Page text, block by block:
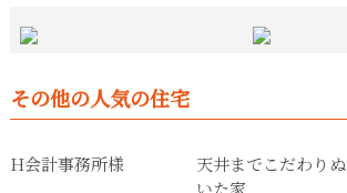
その他の人気の住宅
H会計事務所様
天井までこだわりぬ